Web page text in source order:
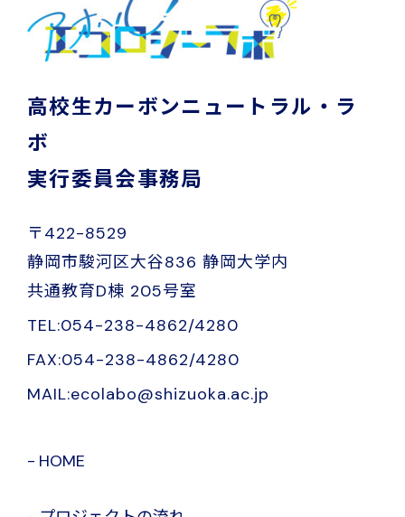
高校生カーボンニュートラル・ラ
ボ
実行委員会事務局
〒422-8529
静岡市駿河区大谷836 静岡大学内
共通教育D棟 205号室
TEL:054-238-4862/4280
FAX:054-238-4862/4280
MAIL:ecolabo@shizuoka.ac.jp
HOME